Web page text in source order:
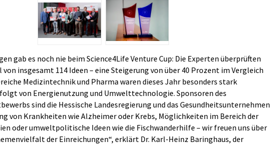
gab es noch nie beim Science4Life Venture Cup: Die Experten überprüften
insgesamt 114 Ideen – eine Steigerung von über 40 Prozent im Vergleich
Medizintechnik und Pharma waren dieses Jahr besonders stark
von Energienutzung und Umwelttechnologie. Sponsoren des
sind die Hessische Landesregierung und das Gesundheitsunternehmen
von Krankheiten wie Alzheimer oder Krebs, Möglichkeiten im Bereich der
oder umweltpolitische Ideen wie die Fischwanderhilfe – wir freuen uns über
der Einreichungen“, erklärt Dr. Karl-Heinz Baringhaus, der